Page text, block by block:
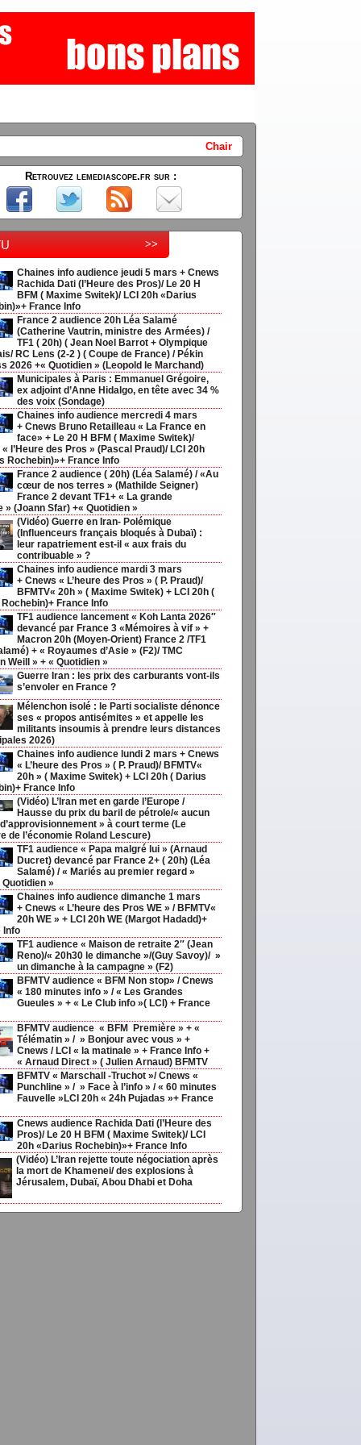
Chaines info audience jeudi 5 mars + Cnews Rachida
Retrouvez lemediascope.fr sur :
>>
Chaines info audience jeudi 5 mars + Cnews
Rachida Dati (l’Heure des Pros)/ Le 20 H
BFM ( Maxime Switek)/ LCI 20h «Darius
France Info
France 2 audience 20h Léa Salamé
(Catherine Vautrin, ministre des Armées) /
TF1 ( 20h) ( Jean Noel Barrot + Olympique
RC Lens (2-2 ) ( Coupe de France) / Pékin
2026 +« Quotidien » (Leopold le Marchand)
Municipales à Paris : Emmanuel Grégoire,
ex adjoint d’Anne Hidalgo, en tête avec 34 %
des voix (Sondage)
Chaines info audience mercredi 4 mars
+ Cnews Bruno Retailleau « La France en
face» + Le 20 H BFM ( Maxime Switek)/
l’Heure des Pros » (Pascal Praud)/ LCI 20h
Rochebin)»+ France Info
France 2 audience ( 20h) (Léa Salamé) / «Au
cœur de nos terres » (Mathilde Seigner)
France 2 devant TF1+ « La grande
» (Joann Sfar) +« Quotidien »
(Vidéo) Guerre en Iran- Polémique
(Influenceurs français bloqués à Dubaï) :
leur rapatriement est-il « aux frais du
contribuable » ?
Chaines info audience mardi 3 mars
+ Cnews « L’heure des Pros » ( P. Praud)/
BFMTV« 20h » ( Maxime Switek) + LCI 20h (
France Info
TF1 audience lancement « Koh Lanta 2026″
devancé par France 3 «Mémoires à vif » +
Macron 20h (Moyen-Orient) France 2 /TF1
+ « Royaumes d’Asie » (F2)/ TMC
Weill » + « Quotidien »
Guerre Iran : les prix des carburants vont-ils
s’envoler en France ?
Mélenchon isolé : le Parti socialiste dénonce
ses « propos antisémites » et appelle les
militants insoumis à prendre leurs distances
2026)
Chaines info audience lundi 2 mars + Cnews
« L’heure des Pros » ( P. Praud)/ BFMTV«
20h » ( Maxime Switek) + LCI 20h ( Darius
France Info
(Vidéo) L’Iran met en garde l’Europe /
Hausse du prix du baril de pétrole/« aucun
» à court terme (Le
de l’économie Roland Lescure)
TF1 audience « Papa malgré lui » (Arnaud
Ducret) devancé par France 2+ ( 20h) (Léa
Salamé) / « Mariés au premier regard »
Quotidien »
Chaines info audience dimanche 1 mars
+ Cnews « L’heure des Pros WE » / BFMTV«
20h WE » + LCI 20h WE (Margot Hadadd)+
Info
TF1 audience « Maison de retraite 2″ (Jean
Reno)/« 20h30 le dimanche »/(Guy Savoy)/ »
un dimanche à la campagne » (F2)
BFMTV audience « BFM Non stop» / Cnews
« 180 minutes info » / « Les Grandes
Gueules » + « Le Club info »( LCI) + France
BFMTV audience « BFM Première » + «
Télématin » / » Bonjour avec vous » +
Cnews / LCI « la matinale » + France Info +
« Arnaud Direct » ( Julien Arnaud) BFMTV
BFMTV « Marschall -Truchot »/ Cnews «
Punchline » / » Face à l’info » / « 60 minutes
Fauvelle »LCI 20h « 24h Pujadas »+ France
Cnews audience Rachida Dati (l’Heure des
Pros)/ Le 20 H BFM ( Maxime Switek)/ LCI
20h «Darius Rochebin)»+ France Info
(Vidéo) L’Iran rejette toute négociation après
la mort de Khamenei/ des explosions à
Jérusalem, Dubaï, Abou Dhabi et Doha